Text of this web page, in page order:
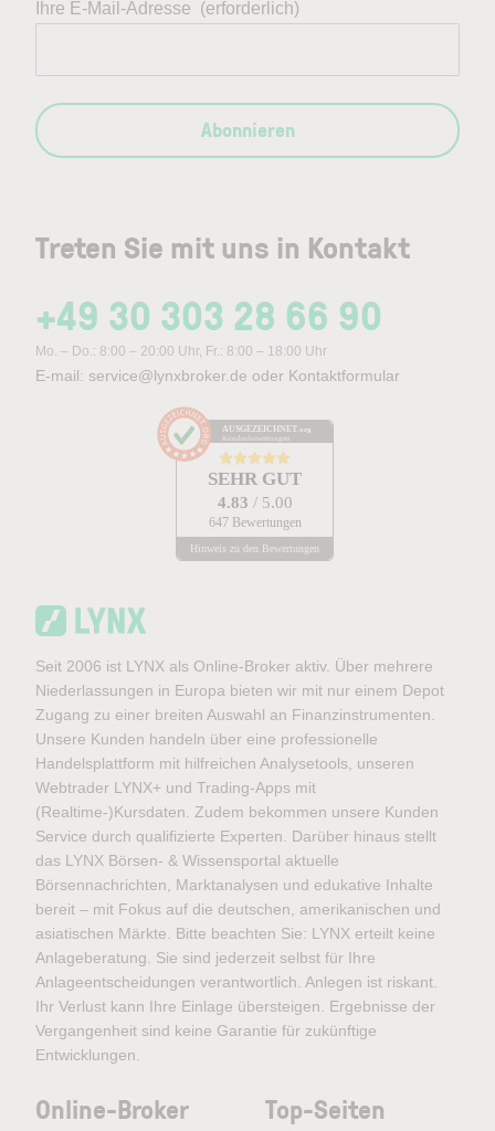
Treten Sie mit uns in Kontakt
+49 30 303 28 66 90
Mo. – Do.: 8:00 – 20:00 Uhr, Fr.: 8:00 – 18:00 Uhr
E-mail: service@lynxbroker.de oder Kontaktformular
AUSGEZEICHNET .org
Kundenbewertungen
SEHR GUT
4.83 / 5.00
647 Bewertungen
Hinweis zu den Bewertungen
Ihre E-Mail-Adresse (erforderlich)
Abonnieren
Seit 2006 ist LYNX als Online-Broker aktiv. Über mehrere
Niederlassungen in Europa bieten wir mit nur einem Depot
Zugang zu einer breiten Auswahl an Finanzinstrumenten.
Unsere Kunden handeln über eine professionelle
Handelsplattform mit hilfreichen Analysetools, unseren
Webtrader LYNX+ und Trading-Apps mit
(Realtime-)Kursdaten. Zudem bekommen unsere Kunden
Service durch qualifizierte Experten. Darüber hinaus stellt
das LYNX Börsen- & Wissensportal aktuelle
Börsennachrichten, Marktanalysen und edukative Inhalte
bereit – mit Fokus auf die deutschen, amerikanischen und
asiatischen Märkte. Bitte beachten Sie: LYNX erteilt keine
Anlageberatung. Sie sind jederzeit selbst für Ihre
Anlageentscheidungen verantwortlich. Anlegen ist riskant.
Ihr Verlust kann Ihre Einlage übersteigen. Ergebnisse der
Vergangenheit sind keine Garantie für zukünftige
Entwicklungen.
Online-Broker Top-Seiten